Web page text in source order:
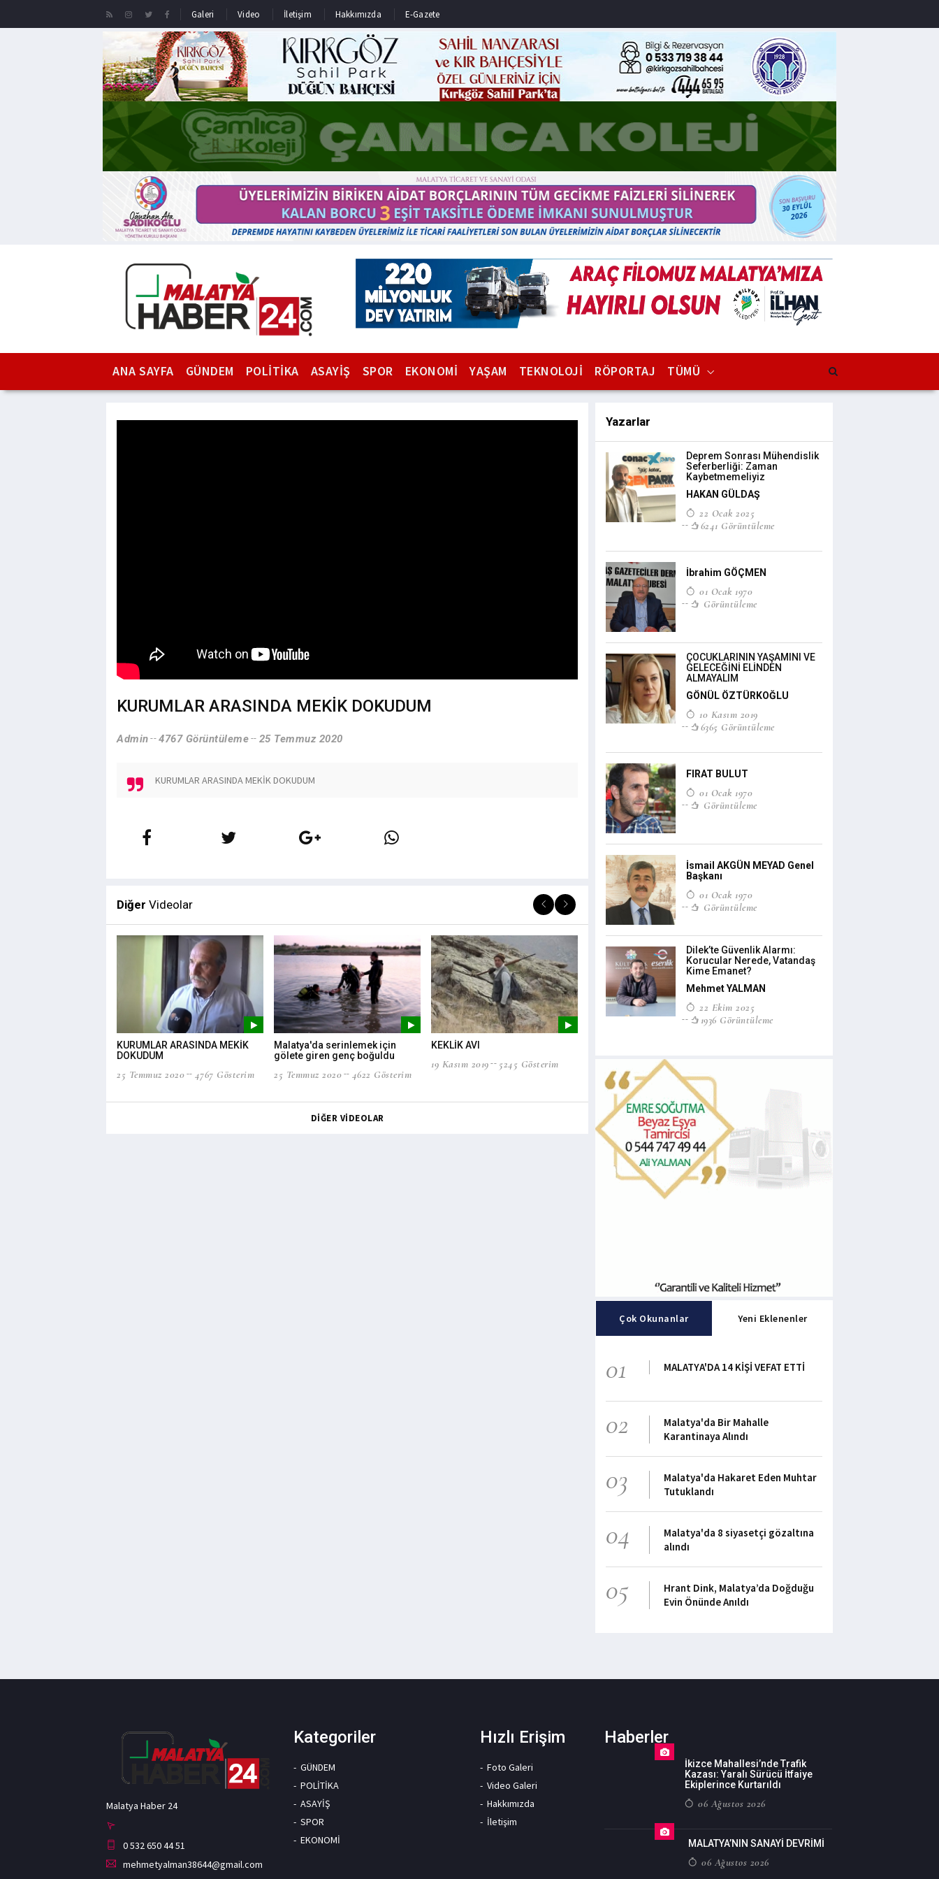
Galeri Video İletişim Hakkımızda E-Gazete
ANA SAYFA GÜNDEM POLİTİKA ASAYİŞ SPOR EKONOMİ YAŞAM TEKNOLOJİ RÖPORTAJ TÜMÜ
KURUMLAR ARASINDA MEKİK DOKUDUM
Admin 4767 Görüntüleme 25 Temmuz 2020
KURUMLAR ARASINDA MEKİK DOKUDUM
Diğer Videolar
KURUMLAR ARASINDA MEKİK
DOKUDUM
25 Temmuz 2020 4767 Gösterim
Malatya'da serinlemek için
gölete giren genç boğuldu
25 Temmuz 2020 4622 Gösterim
KEKLİK AVI
19 Kasım 2019 5245 Gösterim
12 Kasım 2019 4846 Gösterim
DİĞER VİDEOLAR
Yazarlar
Deprem Sonrası Mühendislik
Seferberliği: Zaman
Kaybetmemeliyiz
HAKAN GÜLDAŞ
22 Ocak 2025
6241 Görüntüleme
İbrahim GÖÇMEN
01 Ocak 1970
Görüntüleme
ÇOCUKLARININ YAŞAMINI VE
GELECEĞİNİ ELİNDEN
ALMAYALIM
GÖNÜL ÖZTÜRKOĞLU
10 Kasım 2019
6365 Görüntüleme
FIRAT BULUT
01 Ocak 1970
Görüntüleme
İsmail AKGÜN MEYAD Genel
Başkanı
01 Ocak 1970
Görüntüleme
Dilek’te Güvenlik Alarmı:
Korucular Nerede, Vatandaş
Kime Emanet?
Mehmet YALMAN
22 Ekim 2025
1936 Görüntüleme
Çok Okunanlar Yeni Eklenenler
01 MALATYA'DA 14 KİŞİ VEFAT ETTİ
02
Malatya'da Bir Mahalle
Karantinaya Alındı
03
Malatya'da Hakaret Eden Muhtar
Tutuklandı
04
Malatya'da 8 siyasetçi gözaltına
alındı
05
Hrant Dink, Malatya’da Doğduğu
Evin Önünde Anıldı
Malatya Haber 24
0 532 650 44 51
mehmetyalman38644@gmail.com
Kategoriler
GÜNDEM
POLİTİKA
ASAYİŞ
SPOR
EKONOMİ
Hızlı Erişim
Foto Galeri
Video Galeri
Hakkımızda
İletişim
Haberler
İkizce Mahallesi’nde Trafik
Kazası: Yaralı Sürücü İtfaiye
Ekiplerince Kurtarıldı
06 Ağustos 2026
MALATYA’NIN SANAYİ DEVRİMİ
06 Ağustos 2026